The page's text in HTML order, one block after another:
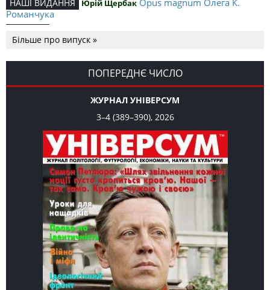
НАШІ ВИДАННЯ Юрій Щербак Opus magnum Олега К.
Романчука
Романчука
СЛОВО РЕДАКЦІЙНЕ Олег К. Романчук Журавель і синиця
як уособлення української політстратегії й тактики
Більше про випуск »
ПОПЕРЕДНЄ ЧИСЛО
ЖУРНАЛ УНІВЕРСУМ
3–4 (389–390), 2026